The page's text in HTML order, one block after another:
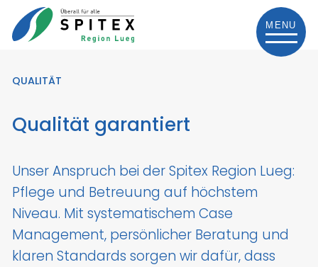
MENU
Kontakt
QUALITÄT
Qualität garantiert
Unser Anspruch bei der Spitex Region Lueg:
Pflege und Betreuung auf höchstem
Niveau. Mit systematischem Case
Management, persönlicher Beratung und
klaren Standards sorgen wir dafür, dass